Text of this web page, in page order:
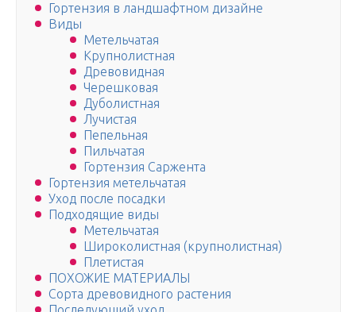
Гортензия в ландшафтном дизайне
Виды
Метельчатая
Крупнолистная
Древовидная
Черешковая
Дуболистная
Лучистая
Пепельная
Пильчатая
Гортензия Саржента
Гортензия метельчатая
Уход после посадки
Подходящие виды
Метельчатая
Широколистная (крупнолистная)
Плетистая
ПОХОЖИЕ МАТЕРИАЛЫ
Сорта древовидного растения